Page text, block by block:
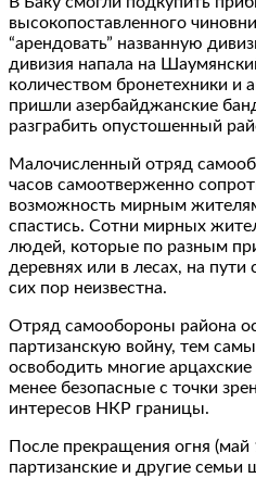
высокопоставленного
“арендовать” названную
дивизия напала на
количеством бронетехники и
пришли азербайджанские
разграбить опустошенный
Малочисленный отряд
часов самоотверженно
возможность мирным
спастись. Сотни мирных
людей, которые по разным
деревнях или в лесах, на
сих пор неизвестна.
Отряд самообороны района
партизанскую войну, тем
освободить многие
менее безопасные с точки
интересов НКР границы.
После прекращения огня (май
партизанские и другие семьи